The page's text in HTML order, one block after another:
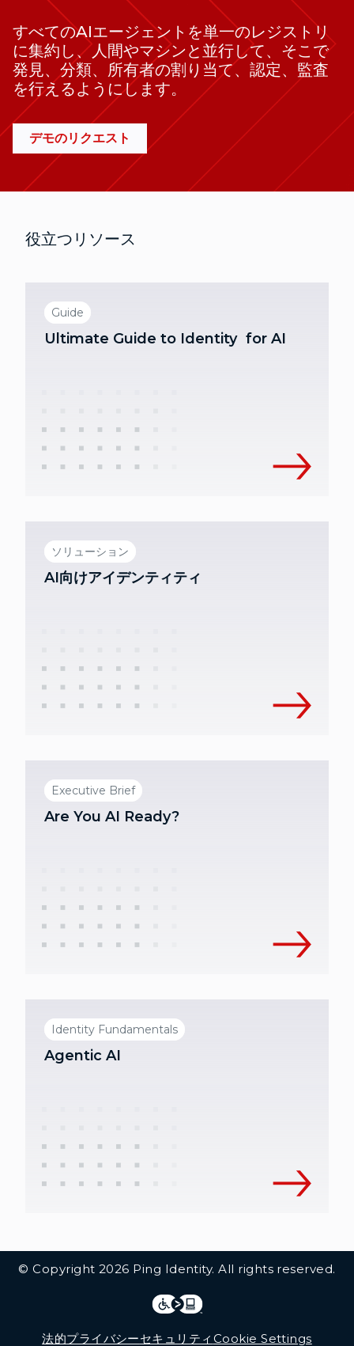
すべてのAIエージェントを単一のレジストリ
に集約し、人間やマシンと並行して、そこで
発見、分類、所有者の割り当て、認定、監査
を行えるようにします。
デモのリクエスト
役立つリソース
Guide
Ultimate Guide to Identity for AI
ソリューション
AI向けアイデンティティ
Executive Brief
Are You AI Ready?
Identity Fundamentals
Agentic AI
© Copyright 2026 Ping Identity. All rights reserved.
法的プライバシーセキュリティ Cookie Settings